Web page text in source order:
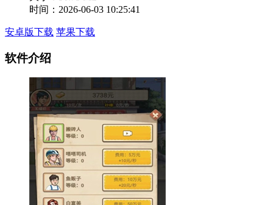
时间：2026-06-03 10:25:41
安卓版下载 苹果下载
软件介绍